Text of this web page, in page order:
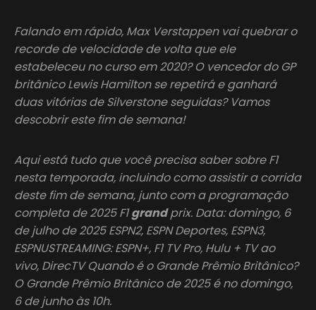
Falando em rápido, Max Verstappen vai quebrar o
recorde de velocidade de volta que ele
estabeleceu no curso em 2020? O vencedor do GP
britânico Lewis Hamilton se repetirá e ganhará
duas vitórias de Silverstone seguidas? Vamos
descobrir este fim de semana!
Aqui está tudo que você precisa saber sobre F1
nesta temporada, incluindo como assistir a corrida
deste fim de semana, junto com a programação
completa de 2025 F1grandprix. Data: domingo, 6
de julho de 2025 ESPN2, ESPN Deportes, ESPN3,
ESPNUSTREAMING: ESPN+, F1 TV Pro, Hulu + TV ao
vivo, DirecTV Quando é o Grande Prêmio Britânico?
O Grande Prêmio Britânico de 2025 é no domingo,
6 de junho às 10h.